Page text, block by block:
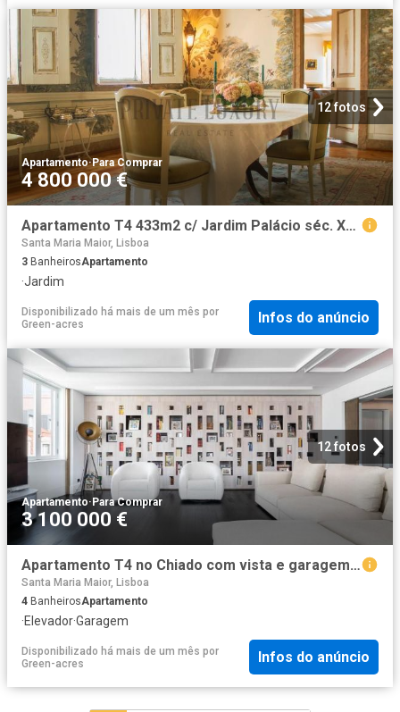
12 fotos
Apartamento·Para Comprar
4 800 000 €
Apartamento T4 433m2 c/ Jardim Palácio séc. Xvii Castelo 0m² Santa maria maior
Santa Maria Maior, Lisboa
3 BanheirosApartamento
·Jardim
Disponibilizado há mais de um mês por
Green-acres
Infos do anúncio
12 fotos
Apartamento·Para Comprar
3 100 000 €
Apartamento T4 no Chiado com vista e garagem 0m² Santa Maria Maior
Santa Maria Maior, Lisboa
4 BanheirosApartamento
·Elevador·Garagem
Disponibilizado há mais de um mês por
Green-acres
Infos do anúncio